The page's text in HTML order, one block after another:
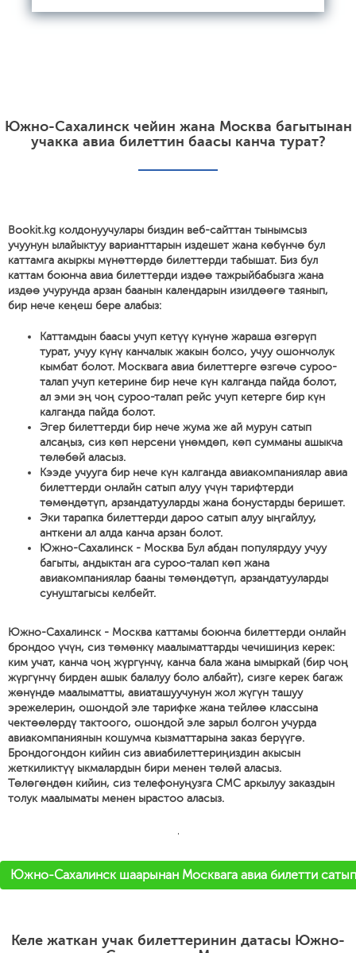
Южно-Сахалинск чейин жана Москва багытынан
учакка авиа билеттин баасы канча турат?
Bookit.kg колдонуучулары биздин веб-сайттан тынымсыз
учуунун ылайыктуу варианттарын издешет жана көбүнчө бул
каттамга акыркы мүнөттөрдө билеттерди табышат. Биз бул
каттам боюнча авиа билеттерди издөө тажрыйбабызга жана
издөө учурунда арзан баанын календарын изилдөөгө таянып,
бир нече кеңеш бере алабыз:
Каттамдын баасы учуп кетүү күнүнө жараша өзгөрүп
турат, учуу күнү канчалык жакын болсо, учуу ошончолук
кымбат болот. Москвага авиа билеттерге өзгөчө суроо-
талап учуп кетерине бир нече күн калганда пайда болот,
ал эми эң чоң суроо-талап рейс учуп кетерге бир күн
калганда пайда болот.
Эгер билеттерди бир нече жума же ай мурун сатып
алсаңыз, сиз көп нерсени үнөмдөп, көп сумманы ашыкча
төлөбөй аласыз.
Кээде учууга бир нече күн калганда авиакомпаниялар авиа
билеттерди онлайн сатып алуу үчүн тарифтерди
төмөндөтүп, арзандатууларды жана бонустарды беришет.
Эки тарапка билеттерди дароо сатып алуу ыңгайлуу,
анткени ал алда канча арзан болот.
Южно-Сахалинск - Москва Бул абдан популярдуу учуу
багыты, андыктан ага суроо-талап көп жана
авиакомпаниялар бааны төмөндөтүп, арзандатууларды
сунуштагысы келбейт.
Южно-Сахалинск - Москва каттамы боюнча билеттерди онлайн
брондоо үчүн, сиз төмөнкү маалыматтарды чечишиңиз керек:
ким учат, канча чоң жүргүнчү, канча бала жана ымыркай (бир чоң
жүргүнчү бирден ашык балалуу боло албайт), сизге керек багаж
жөнүндө маалыматты, авиаташуучунун жол жүгүн ташуу
эрежелерин, ошондой эле тарифке жана тейлөө классына
чектөөлөрдү тактоого, ошондой эле зарыл болгон учурда
авиакомпаниянын кошумча кызматтарына заказ берүүгө.
Брондогондон кийин сиз авиабилеттериңиздин акысын
жеткиликтүү ыкмалардын бири менен төлөй аласыз.
Төлөгөндөн кийин, сиз телефонуңузга СМС аркылуу заказдын
толук маалыматы менен ырастоо аласыз.
'
Южно-Сахалинск шаарынан Москвага авиа билетти
Келе жаткан учак билеттеринин датасы Южно-